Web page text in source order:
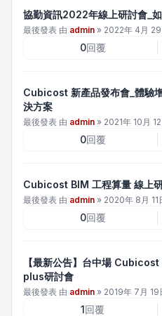
協勤資訊2022年線上研討會_
最後發表 由 admin » 2022年 4月 29
0回覆
Cubicost 新產品發布會_體驗
決方案
最後發表 由 admin » 2021年 10月
0回覆
Cubicost BIM 工程算量 線上
最後發表 由 admin » 2020年 8月 11
0回覆
【最新公告】台中場
plus研討會
最後發表 由 admin » 2019年 7月 19
1回覆